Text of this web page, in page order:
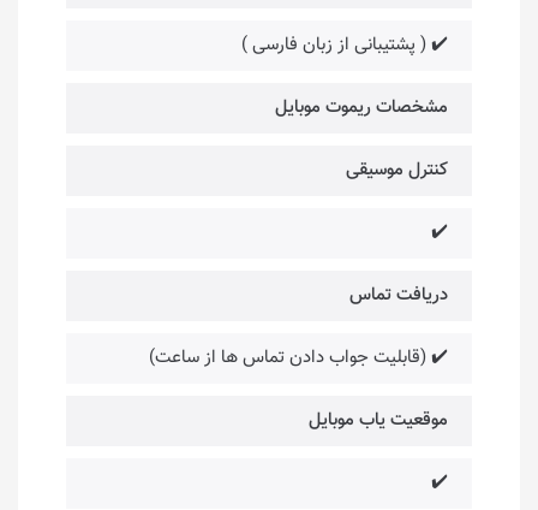
✔️ ( پشتیبانی از زبان فارسی )
مشخصات ریموت موبایل
کنترل موسیقی
✔️
دریافت تماس
✔️ (قابلیت جواب دادن تماس ها از ساعت)
موقعیت یاب موبایل
✔️